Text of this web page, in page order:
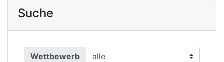
Suche
Wettbewerb